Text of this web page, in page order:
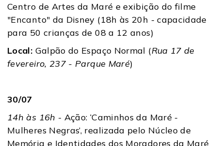
Centro de Artes da Maré e exibição do filme
"Encanto" da Disney (18h às 20h - capacidade
para 50 crianças de 08 a 12 anos)
Local: Galpão do Espaço Normal (Rua 17 de
fevereiro, 237 - Parque Maré)
30/07
14h às 16h - Ação: ‘Caminhos da Maré -
Mulheres Negras’, realizada pelo Núcleo de
Memória e Identidades dos Moradores da Maré